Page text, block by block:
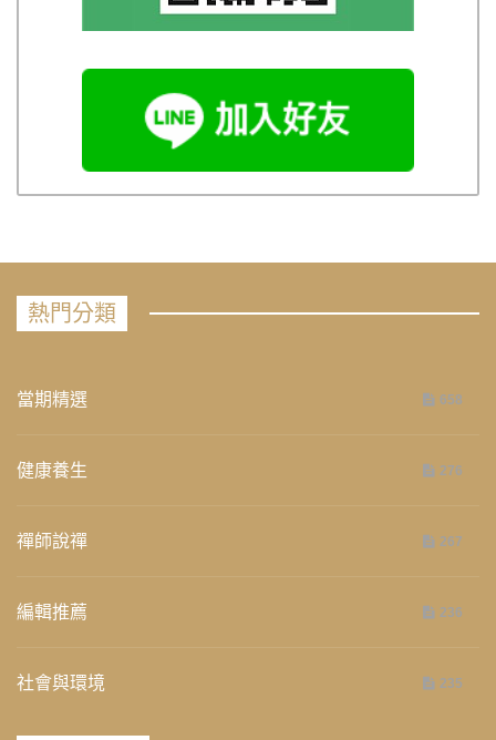
熱門分類
當期精選 658
健康養生 276
禪師說禪 267
編輯推薦 236
社會與環境 235